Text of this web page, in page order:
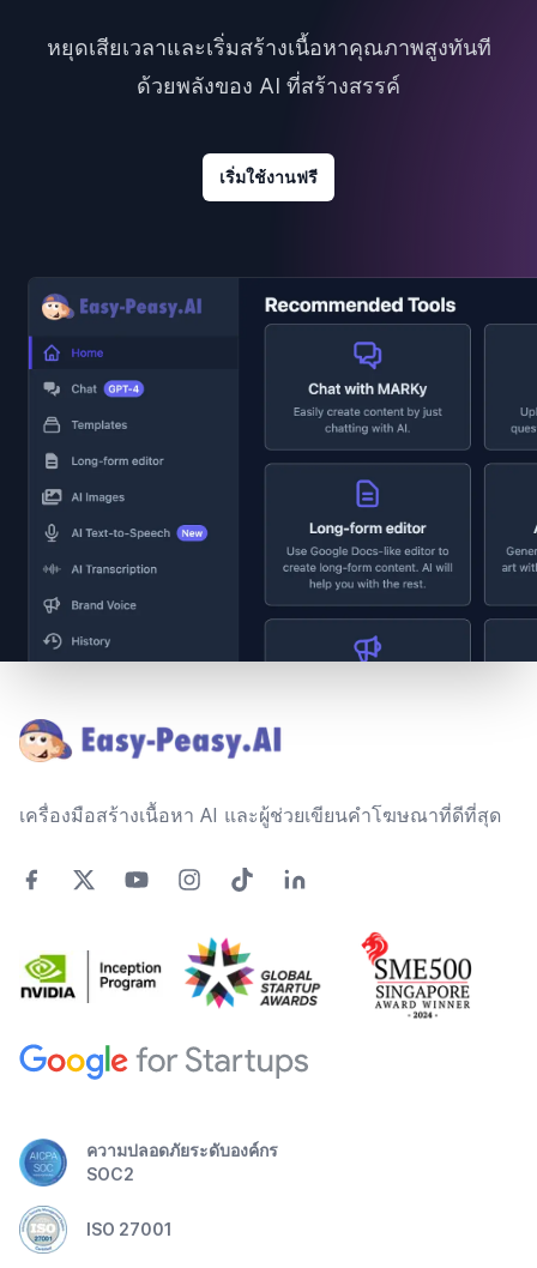
หยุดเสียเวลาและเริ่มสร้างเนื้อหาคุณภาพสูงทันที
ด้วยพลังของ AI ที่สร้างสรรค์
เริ่มใช้งานฟรี
เครื่องมือสร้างเนื้อหา AI และผู้ช่วยเขียนคำโฆษณาที่ดีที่สุด
ความปลอดภัยระดับองค์กร
SOC2
ISO 27001